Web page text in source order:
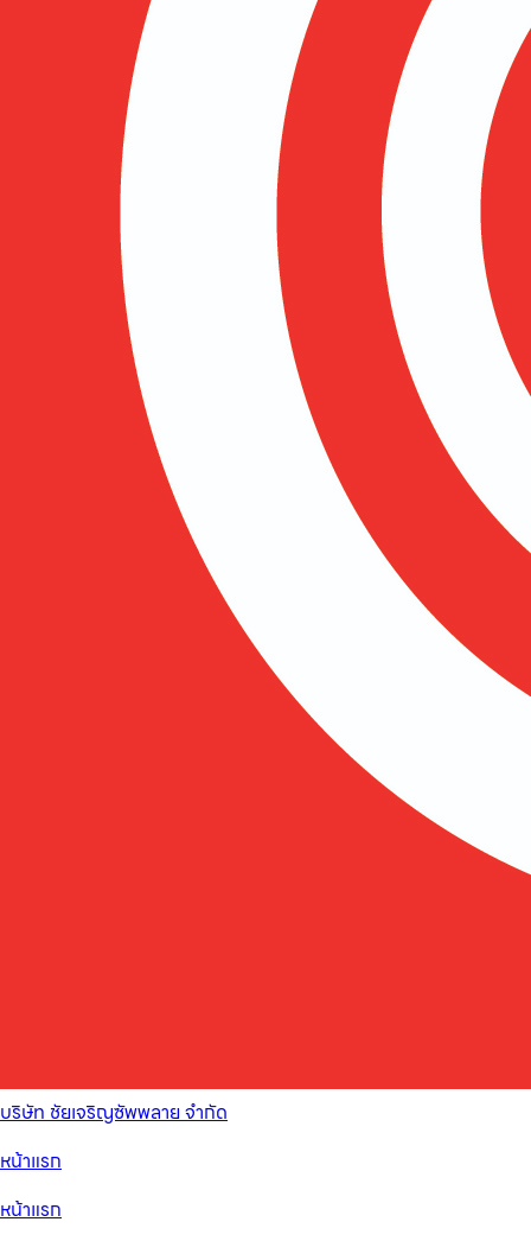
บริษัท ชัยเจริญซัพพลาย จำกัด
หน้าแรก
หน้าแรก